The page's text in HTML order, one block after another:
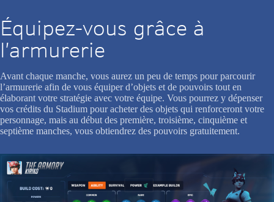
Équipez-vous grâce à
l’armurerie
Avant chaque manche, vous aurez un peu de temps pour parcourir
l’armurerie afin de vous équiper d’objets et de pouvoirs tout en
élaborant votre stratégie avec votre équipe. Vous pourrez y dépenser
vos crédits du Stadium pour acheter des objets qui renforceront votre
personnage, mais au début des première, troisième, cinquième et
septième manches, vous obtiendrez des pouvoirs gratuitement.